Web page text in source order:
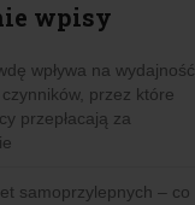
wpisy
wpływa na wydajność
przez które
przepłacają za
samoprzylepnych – co